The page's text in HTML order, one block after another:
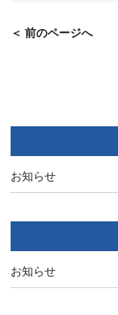
＜ 前のページへ
お知らせ
お知らせ